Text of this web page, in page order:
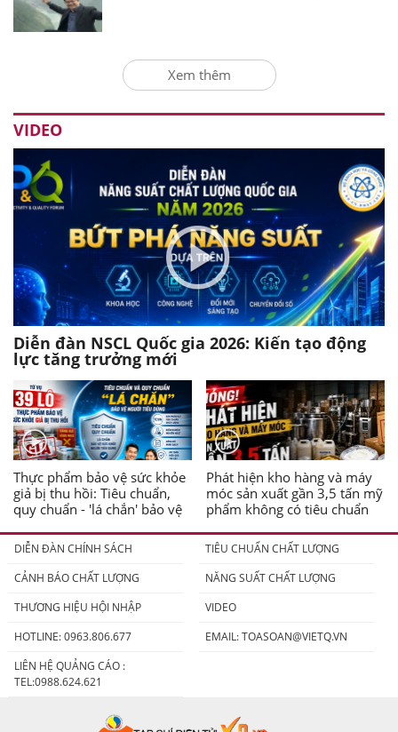
Xem thêm
VIDEO
Diễn đàn NSCL Quốc gia 2026: Kiến tạo động
lực tăng trưởng mới
Thực phẩm bảo vệ sức khỏe
giả bị thu hồi: Tiêu chuẩn,
quy chuẩn - 'lá chắn' bảo vệ
Phát hiện kho hàng và máy
móc sản xuất gần 3,5 tấn mỹ
phẩm không có tiêu chuẩn
DIỄN ĐÀN CHÍNH SÁCH
TIÊU CHUẨN CHẤT LƯỢNG
CẢNH BÁO CHẤT LƯỢNG
NĂNG SUẤT CHẤT LƯỢNG
THƯƠNG HIỆU HỘI NHẬP
VIDEO
HOTLINE: 0963.806.677
EMAIL:TOASOAN@VIETQ.VN
LIÊN HỆ QUẢNG CÁO :
TEL:0988.624.621